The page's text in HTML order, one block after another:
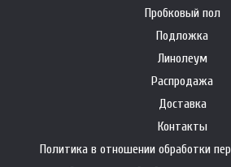
Пробковый пол
Подложка
Линолеум
Распродажа
Доставка
Контакты
Политика в отношении обработки